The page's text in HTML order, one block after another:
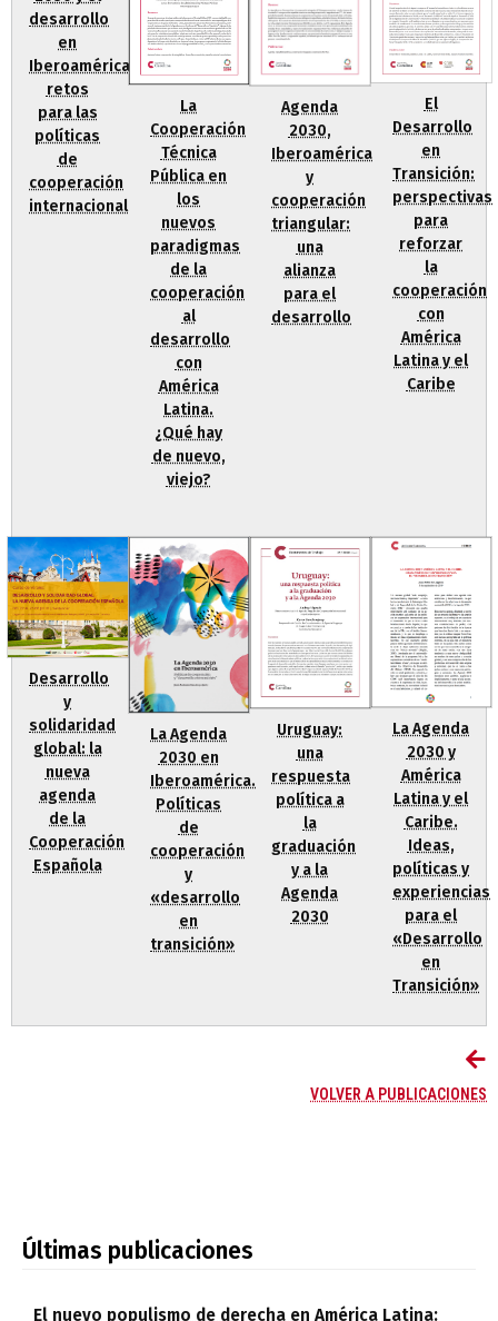
desarrollo
en
Iberoamérica:
retos
para las
políticas
de
cooperación
internacional
La
Cooperación
Técnica
Pública en
los
nuevos
paradigmas
de la
cooperación
al
desarrollo
con
América
Latina.
¿Qué hay
de nuevo,
viejo?
Agenda
2030,
Iberoamérica
y
cooperación
triangular:
una
alianza
para el
desarrollo
El
Desarrollo
en
Transición:
perspectivas
para
reforzar
la
cooperación
con
América
Latina y el
Caribe
Desarrollo
y
solidaridad
global: la
nueva
agenda
de la
Cooperación
Española
La Agenda
2030 en
Iberoamérica.
Políticas
de
cooperación
y
«desarrollo
en
transición»
Uruguay:
una
respuesta
política a
la
graduación
y a la
Agenda
2030
La Agenda
2030 y
América
Latina y el
Caribe.
Ideas,
políticas y
experiencias
para el
«Desarrollo
en
Transición»
VOLVER A PUBLICACIONES
Últimas publicaciones
El nuevo populismo de derecha en América Latina: